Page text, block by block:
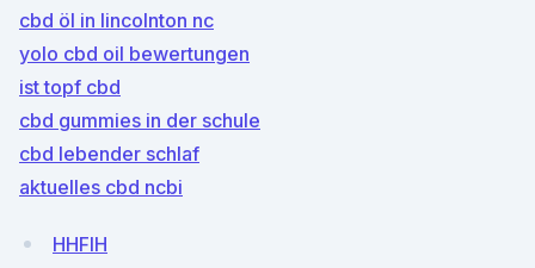
cbd öl in lincolnton nc
yolo cbd oil bewertungen
ist topf cbd
cbd gummies in der schule
cbd lebender schlaf
aktuelles cbd ncbi
HHFlH